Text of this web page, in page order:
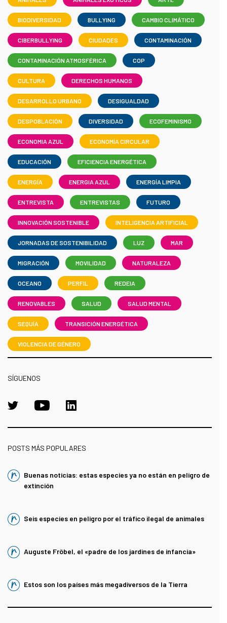
BIODIVERSIDAD BULLYING CAMBIO CLIMÁTICO
CIBERBULLYING CIUDADES CONTAMINACIÓN
CONTAMINACIÓN ATMOSFÉRICA COP
CULTURA DERECHOS HUMANOS
DESARROLLO URBANO DESIGUALDAD
DESPOBLACIÓN DIVERSIDAD ECOFEMINISMO
ECONOMIA AZUL ECONOMÍA CIRCULAR
EDUCACIÓN EFICIENCIA ENERGÉTICA
ENERGÍA ENERGIA AZUL ENERGÍA LIMPIA
ENTREVISTA ENTREVISTAS FUTURO
INNOVACIÓN SOSTENIBLE INTELIGENCIA ARTIFICIAL
JORNADAS DE SOSTENIBILIDAD LUZ MAR
MIGRACIÓN MOVILIDAD NATURALEZA
OCEANO PERFIL REDEIA
RENOVABLES SALUD SALUD MENTAL
SEQUÍA TRANSICIÓN ENERGÉTICA
VIOLENCIA DE GÉNERO
SÍGUENOS
POSTS MÁS POPULARES
Buenas noticias: estas especies ya no están en peligro de
extinción
Seis especies en peligro por el tráfico ilegal de animales
Auguste Fröbel, el «padre de los jardines de infancia»
Estos son los países más megadiversos de la Tierra